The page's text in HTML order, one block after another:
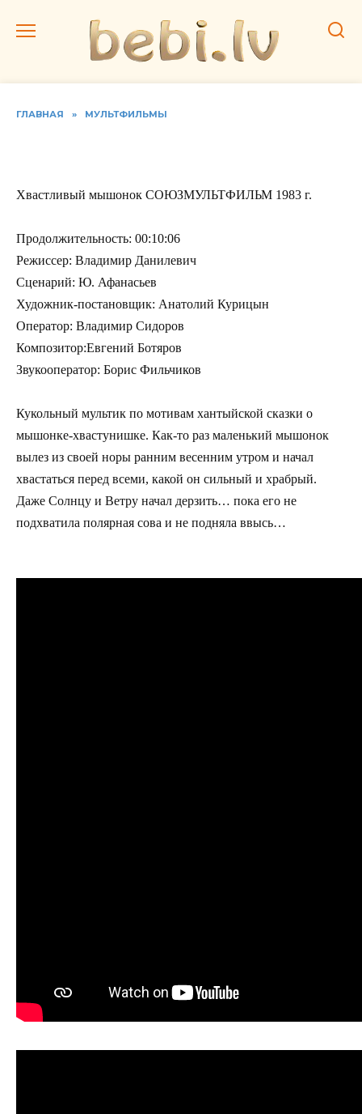
ГЛАВНАЯ » МУЛЬТФИЛЬМЫ
Хвастливый мышонок СОЮЗМУЛЬТФИЛЬМ 1983 г.
Продолжительность: 00:10:06
Режиссер: Владимир Данилевич
Сценарий: Ю. Афанасьев
Художник-постановщик: Анатолий Курицын
Оператор: Владимир Сидоров
Композитор:Евгений Ботяров
Звукооператор: Борис Фильчиков
Кукольный мультик по мотивам хантыйской сказки о
мышонке-хвастунишке. Как-то раз маленький мышонок
вылез из своей норы ранним весенним утром и начал
хвастаться перед всеми, какой он сильный и храбрый.
Даже Солнцу и Ветру начал дерзить… пока его не
подхватила полярная сова и не подняла ввысь…